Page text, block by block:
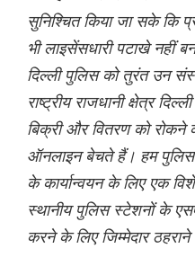
सुनिश्चित किया जा सके कि
भी लाइसेंसधारी पटाखे नहीं
दिल्ली पुलिस को तुरंत उन
राष्ट्रीय राजधानी क्षेत्र
बिक्री और वितरण को
ऑनलाइन बेचते हैं। हम
के कार्यान्वयन के लिए एक
स्थानीय पुलिस स्टेशनों के
करने के लिए जिम्मेदार